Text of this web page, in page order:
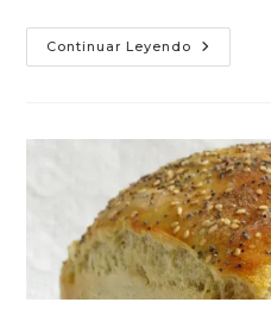
Continuar Leyendo Pan
De